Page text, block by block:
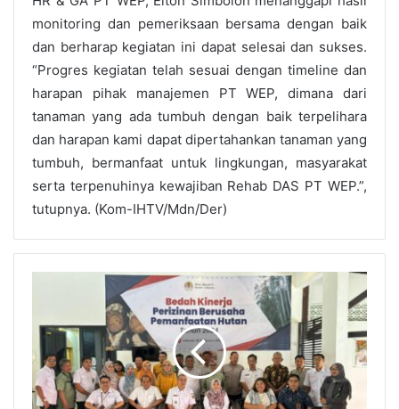
monitoring dan pemeriksaan bersama dengan baik
dan berharap kegiatan ini dapat selesai dan sukses.
“Progres kegiatan telah sesuai dengan timeline dan
harapan pihak manajemen PT WEP, dimana dari
tanaman yang ada tumbuh dengan baik terpelihara
dan harapan kami dapat dipertahankan tanaman yang
tumbuh, bermanfaat untuk lingkungan, masyarakat
serta terpenuhinya kewajiban Rehab DAS PT WEP.”,
tutupnya. (Kom-IHTV/Mdn/Der)